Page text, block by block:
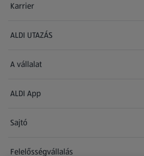
Karrier
(új oldalon nyílik meg)
ALDI UTAZÁS
(új oldalon nyílik meg)
A vállalat
ALDI App
Sajtó
Felelősségvállalás